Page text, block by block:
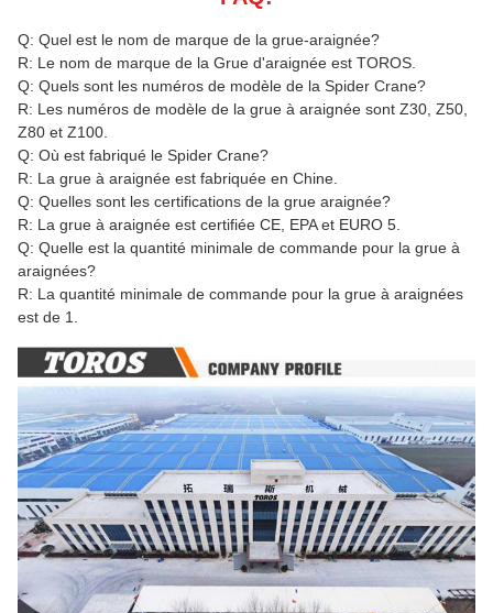
Q: Quel est le nom de marque de la grue-araignée?
R: Le nom de marque de la Grue d'araignée est TOROS.
Q: Quels sont les numéros de modèle de la Spider Crane?
R: Les numéros de modèle de la grue à araignée sont Z30, Z50,
Z80 et Z100.
Q: Où est fabriqué le Spider Crane?
R: La grue à araignée est fabriquée en Chine.
Q: Quelles sont les certifications de la grue araignée?
R: La grue à araignée est certifiée CE, EPA et EURO 5.
Q: Quelle est la quantité minimale de commande pour la grue à
araignées?
R: La quantité minimale de commande pour la grue à araignées
est de 1.